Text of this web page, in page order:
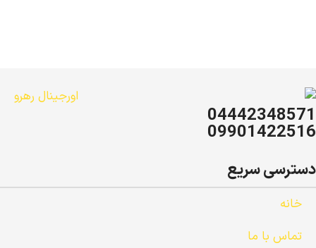
04442348571
09901422516
دسترسی سریع
خانه
تماس با ما